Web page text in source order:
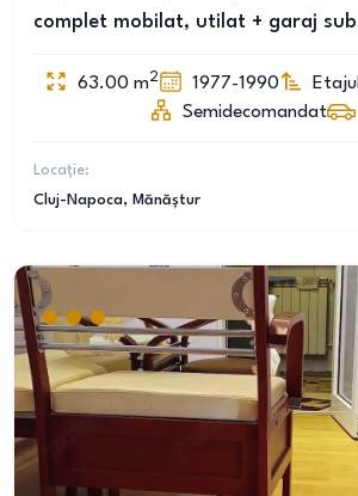
complet mobilat, utilat + garaj
63.00 m2 1977-1990
Semidecomandat
Locație:
Cluj-Napoca, Mănăștur